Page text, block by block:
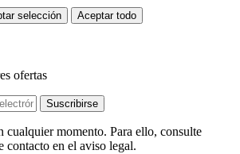
selección Aceptar todo
ofertas
cualquier momento. Para ello, consulte
contacto en el aviso legal.